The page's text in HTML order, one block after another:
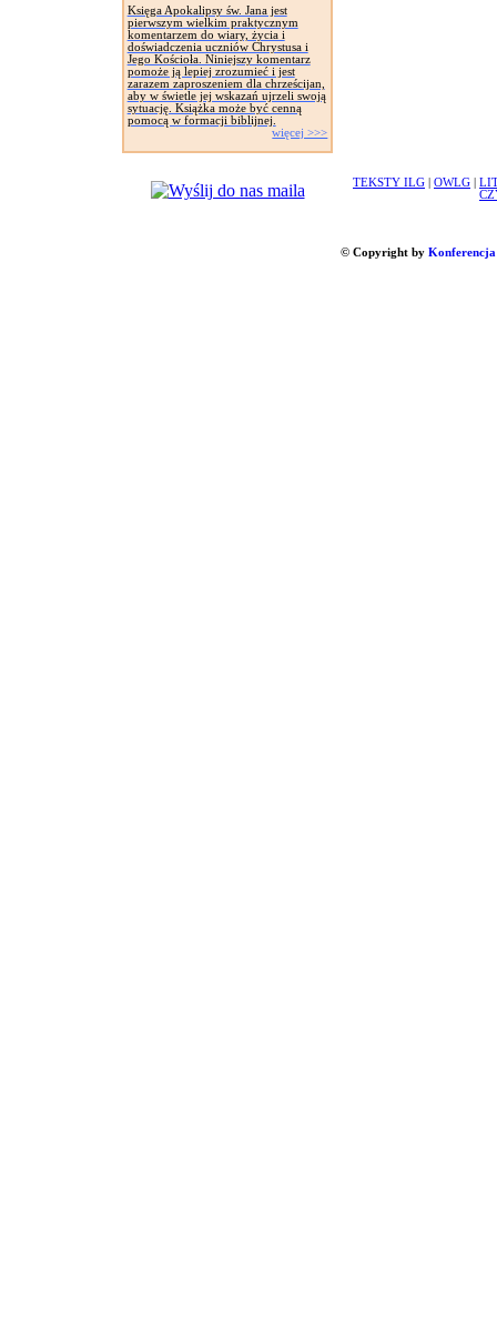
Księga Apokalipsy św. Jana jest
pierwszym wielkim praktycznym
komentarzem do wiary, życia i
doświadczenia uczniów Chrystusa i
Jego Kościoła. Niniejszy komentarz
pomoże ją lepiej zrozumieć i jest
zarazem zaproszeniem dla chrześcijan,
aby w świetle jej wskazań ujrzeli swoją
sytuację. Książka może być cenną
pomocą w formacji biblijnej.
więcej >>>
TEKSTY ILG OWLG
© Copyright by Konferencja